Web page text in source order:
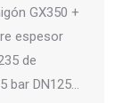
GX350 +
espesor
de
bar DN125…